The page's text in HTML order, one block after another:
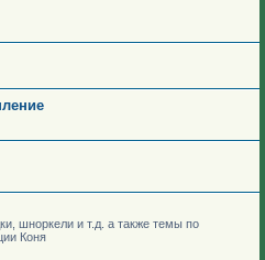
шноркели и т.д. а также темы по
Коня